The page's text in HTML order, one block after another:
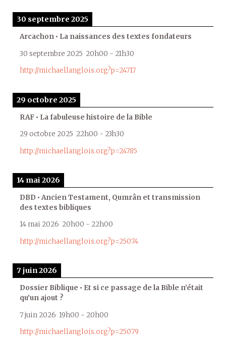
30 septembre 2025
Arcachon • La naissances des textes fondateurs
30 septembre 2025 20h00 - 21h30
http://michaellanglois.org?p=24717
29 octobre 2025
RAF • La fabuleuse histoire de la Bible
29 octobre 2025 22h00 - 23h30
http://michaellanglois.org?p=24785
14 mai 2026
DBD • Ancien Testament, Qumrân et transmission
des textes bibliques
14 mai 2026 20h00 - 22h00
http://michaellanglois.org?p=25074
7 juin 2026
Dossier Biblique • Et si ce passage de la Bible n’était
qu’un ajout ?
7 juin 2026 19h00 - 20h00
http://michaellanglois.org?p=25079